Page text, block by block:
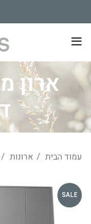
עמוד הבית ארונות
SALE